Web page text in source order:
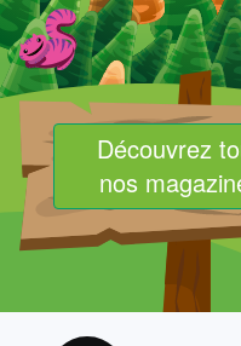
Découvrez
nos